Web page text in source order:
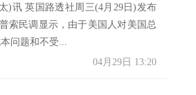
)讯 英国路透社周三(4月29日)发布
索民调显示，由于美国人对美国总
问题和不受...
04月29日 13:20